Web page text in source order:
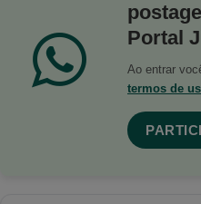
Portal
Ao entrar
termos de